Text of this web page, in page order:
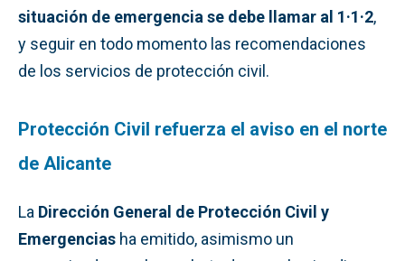
situación de emergencia se debe llamar al 1·1·2,
y seguir en todo momento las recomendaciones
de los servicios de protección civil.
Protección Civil refuerza el aviso en el norte
de Alicante
La Dirección General de Protección Civil y
Emergencias ha emitido, asimismo un